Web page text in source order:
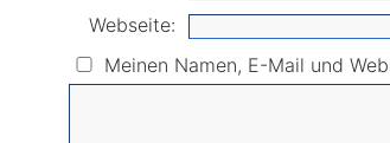
Webseite:
Meinen Namen, E-Mail und